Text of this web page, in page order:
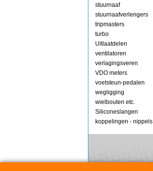
stuurnaaf
stuurnaafverlengers
tripmasters
turbo
Uitlaatdelen
ventilatoren
verlagingsveren
VDO meters
voetsteun-pedalen
wegligging
wielbouten etc.
Siliconeslangen
koppelingen - nippels